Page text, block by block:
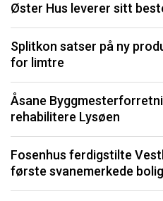
Øster Hus leverer sitt
Splitkon satser på ny
for limtre
Åsane
rehabilitere Lysøen
Fosenhus ferdigstilte
første svanemerkede bolig